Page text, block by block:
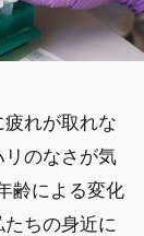
疲れが取れな
のなさが気
齢による変化
ちの身近に